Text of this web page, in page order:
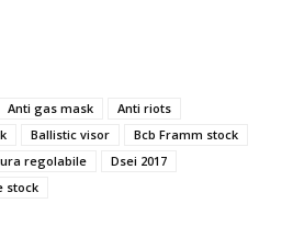
Anti gas mask
Anti riots
Ballistic visor
Bcb Framm stock
regolabile
Dsei 2017
stock